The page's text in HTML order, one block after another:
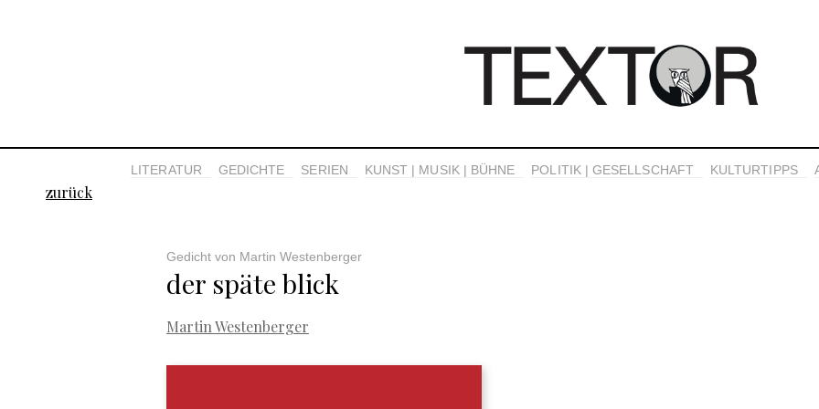
LITERATUR GEDICHTE SERIEN KUNST | MUSIK | BÜHNE POLITIK | GESELLSCHAFT KULTURTIPPS
zurück
Gedicht von Martin Westenberger
der späte blick
Martin Westenberger